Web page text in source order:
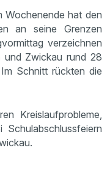
Wochenende hat den
an seine Grenzen
verzeichnen
und Zwickau rund 28
Schnitt rückten die
Kreislaufprobleme,